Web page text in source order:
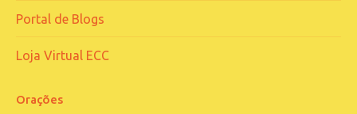
Portal de Blogs
Loja Virtual ECC
Orações